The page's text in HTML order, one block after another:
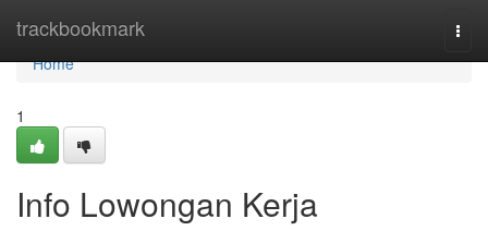
trackbookmark
Home
Home
1
Info Lowongan Kerja